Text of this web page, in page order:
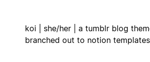
koi | she/her | a tumblr blog
branched out to notion